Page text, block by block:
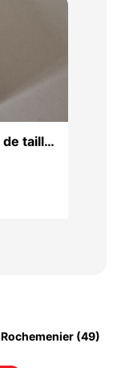
taille
(49)